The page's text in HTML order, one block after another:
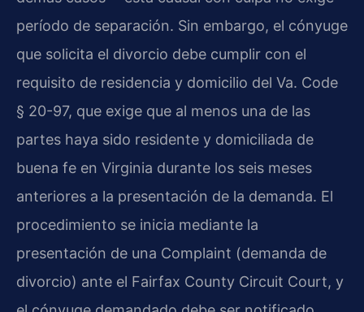
período de separación. Sin embargo, el cónyuge
que solicita el divorcio debe cumplir con el
requisito de residencia y domicilio del Va. Code
§ 20-97, que exige que al menos una de las
partes haya sido residente y domiciliada de
buena fe en Virginia durante los seis meses
anteriores a la presentación de la demanda. El
procedimiento se inicia mediante la
presentación de una Complaint (demanda de
divorcio) ante el Fairfax County Circuit Court, y